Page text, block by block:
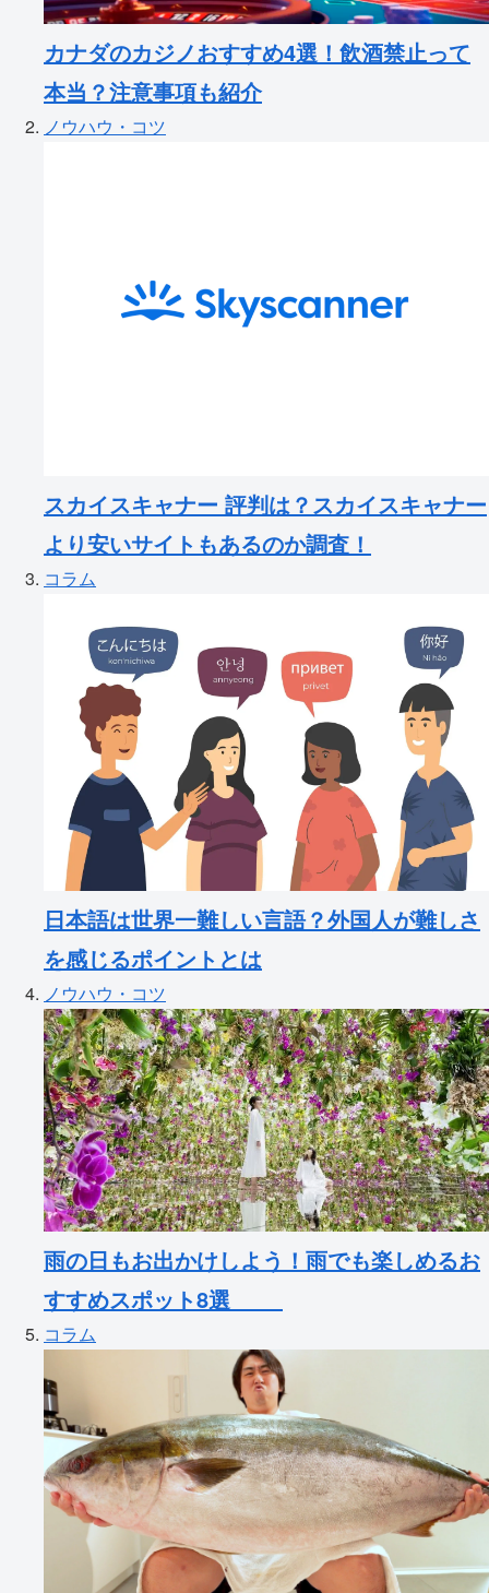
カナダのカジノおすすめ4選！飲酒禁止って
本当？注意事項も紹介
ノウハウ・コツ
スカイスキャナー 評判は？スカイスキャナー
より安いサイトもあるのか調査！
コラム
日本語は世界一難しい言語？外国人が難しさ
を感じるポイントとは
ノウハウ・コツ
雨の日もお出かけしよう！雨でも楽しめるお
すすめスポット8選
コラム